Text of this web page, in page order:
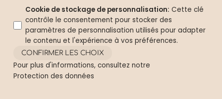
Cookie de stockage de personnalisation: Cette clé
contrôle le consentement pour stocker des
paramètres de personnalisation utilisés pour adapter
le contenu et l'expérience à vos préférences.
CONFIRMER LES CHOIX
Pour plus d'informations, consultez notre
Protection des données